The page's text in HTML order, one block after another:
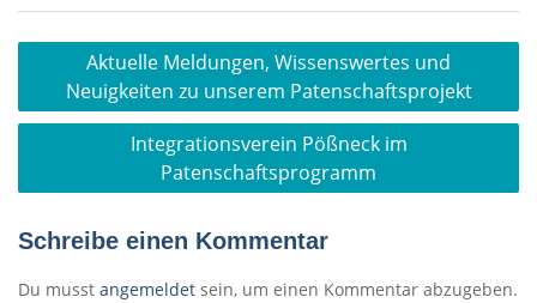
Beitragsnavigation
Aktuelle Meldungen, Wissenswertes und
Neuigkeiten zu unserem Patenschaftsprojekt
Integrationsverein Pößneck im
Patenschaftsprogramm
Schreibe einen Kommentar
Du musst angemeldet sein, um einen Kommentar abzugeben.